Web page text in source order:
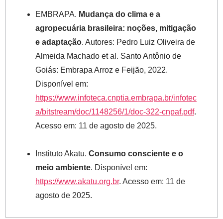
EMBRAPA. Mudança do clima e a
agropecuária brasileira: noções, mitigação
e adaptação. Autores: Pedro Luiz Oliveira de
Almeida Machado et al. Santo Antônio de
Goiás: Embrapa Arroz e Feijão, 2022.
Disponível em:
https://www.infoteca.cnptia.embrapa.br/infotec
a/bitstream/doc/1148256/1/doc-322-cnpaf.pdf.
Acesso em: 11 de agosto de 2025.
Instituto Akatu. Consumo consciente e o
meio ambiente. Disponível em:
https://www.akatu.org.br. Acesso em: 11 de
agosto de 2025.